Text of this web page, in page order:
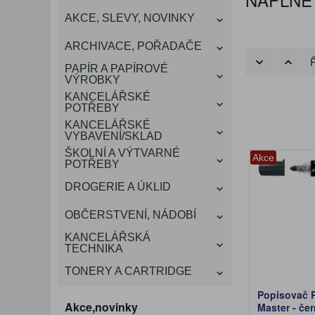
VÁNOCE
DÁRKOVÉ POTŘEBY
SMART DOPLŇKY
ROZDRUŽOVAČE
VIZITKY A JMENOVKY
OBÁLKY
TISKOPISY
KONFERENČNÍ SPISOVKY
NŮŽKY A NOŽE
TAŠKY, KUFRY, AKTOVKY
A OBALY
KANCELÁŘSKÝ
NÁBYTEK
OCHRANNÉ PRACOVNÍ
POMŮCKY
TABULE, NÁSTĚNKY
KRESLENÍ A MALOVÁNÍ
DEZINFEKCE-OCHRANA
PROSTŘEDKY NA PRANÍ
KONVICE A DŽBÁNY
SLADKÉ POTRAVINY
LAMINACE
ŠTÍTKOVAČE
AKCE, SLEVY, NOVINKY
ARCHIVACE, POŘADAČE
PAPÍR A PAPÍROVÉ
VÝROBKY
KANCELÁŘSKÉ
POTŘEBY
KANCELÁŘSKÉ
VYBAVENÍ/SKLAD
ŠKOLNÍ A VÝTVARNÉ
POTŘEBY
DROGERIE A ÚKLID
OBČERSTVENÍ, NÁDOBÍ
KANCELÁŘSKÁ
TECHNIKA
TONERY A CARTRIDGE
Akce,novinky
Akce
Popisovač
Master -